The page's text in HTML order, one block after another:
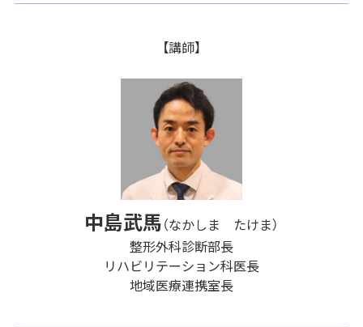
【講師】
中島武馬（なかしま たけま）
整形外科診断部長
リハビリテーション科医長
地域医療連携室長